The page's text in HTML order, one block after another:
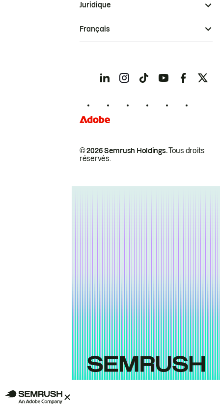
© 2026 Semrush Holdings.Tous droits
réservés.
Juridique
Français